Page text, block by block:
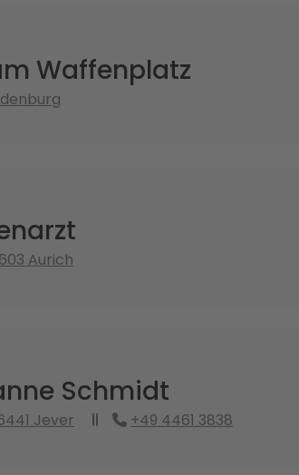
Waffenplatz
Aurich
Schmidt
Jever +49 4461 3838